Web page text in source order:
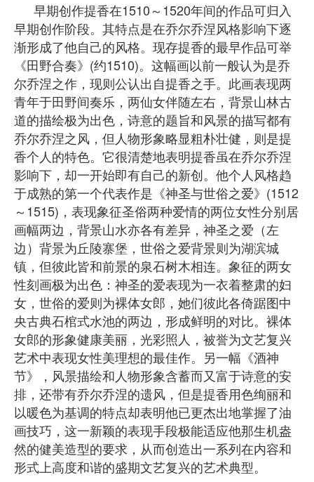
早期创作提香在1510～1520年间的作品可归入
早期创作阶段。其特点是在乔尔乔涅风格影响下逐
渐形成了他自己的风格。现存提香的最早作品可举
《田野合奏》(约1510)。这幅画以前一般认为是乔
尔乔涅之作，现则公认出自提香之手。此画表现两
青年于田野间奏乐，两仙女伴随左右，背景山林古
道的描绘极为出色，诗意的题旨和风景的描写都有
乔尔乔涅之风，但人物形象略显粗朴壮健，则是提
香个人的特色。它很清楚地表明提香虽在乔尔乔涅
影响下，却一开始即有自己的新创。他个人风格趋
于成熟的第一个代表作是《神圣与世俗之爱》(1512
～1515)，表现象征圣俗两种爱情的两位女性分别居
画幅两边，背景山水亦各有差异，神圣之爱（左
边）背景为丘陵寨堡，世俗之爱背景则为湖滨城
镇，但彼此皆和前景的泉石树木相连。象征的两女
性刻画极为出色：神圣的爱表现为一衣着整肃的妇
女，世俗的爱则为裸体女郎，她们彼此各倚踞图中
央古典石棺式水池的两边，形成鲜明的对比。裸体
女郎的形象健康美丽，光彩照人，被誉为文艺复兴
艺术中表现女性美理想的最佳作。另一幅《酒神
节》，风景描绘和人物形象含蓄而又富于诗意的安
排，还带有乔尔乔涅的遗风，但是提香用色绚丽和
以暖色为基调的特点却表明他已更杰出地掌握了油
画技巧，这一新颖的表现手段极能适应他那生机盎
然的健美造型的要求，从而创造出一系列在内容和
形式上高度和谐的盛期文艺复兴的艺术典型。